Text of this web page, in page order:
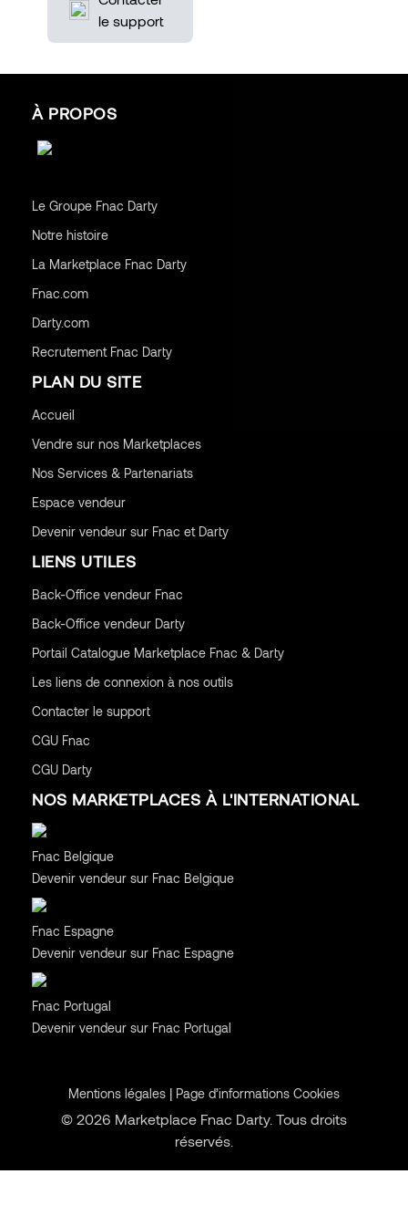
le support
À PROPOS
Le Groupe Fnac Darty
Notre histoire
La Marketplace Fnac Darty
Fnac.com
Darty.com
Recrutement Fnac Darty
PLAN DU SITE
Accueil
Vendre sur nos Marketplaces
Nos Services & Partenariats
Espace vendeur
Devenir vendeur sur Fnac et Darty
LIENS UTILES
Back-Office vendeur Fnac
Back-Office vendeur Darty
Portail Catalogue Marketplace Fnac & Darty
Les liens de connexion à nos outils
Contacter le support
CGUFnac
CGUDarty
NOS MARKETPLACES À L'INTERNATIONAL
Fnac Belgique
Devenir vendeur sur Fnac Belgique
Fnac Espagne
Devenir vendeur sur Fnac Espagne
Fnac Portugal
Devenir vendeur sur Fnac Portugal
Mentions légales | Page d’informations Cookies
© 2026 Marketplace Fnac Darty. Tous droits
réservés.